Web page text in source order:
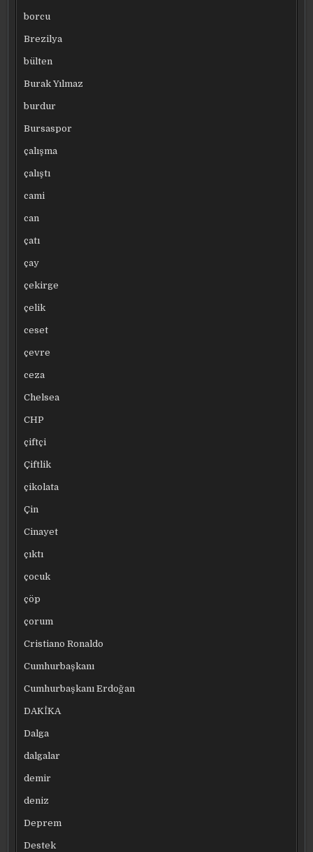
borcu
Brezilya
bülten
Burak Yılmaz
burdur
Bursaspor
çalışma
çalıştı
cami
can
çatı
çay
çekirge
çelik
ceset
çevre
ceza
Chelsea
CHP
çiftçi
Çiftlik
çikolata
Çin
Cinayet
çıktı
çocuk
çöp
çorum
Cristiano Ronaldo
Cumhurbaşkanı
Cumhurbaşkanı Erdoğan
DAKİKA
Dalga
dalgalar
demir
deniz
Deprem
Destek